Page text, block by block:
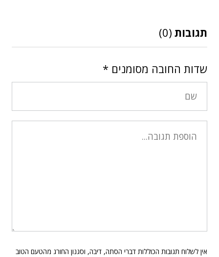
תגובות (0)
שדות החובה מסומנים *
אין לשלוח תגובות הכוללות דברי הסתה, דיבה, וסגנון החורג מהטעם הטוב